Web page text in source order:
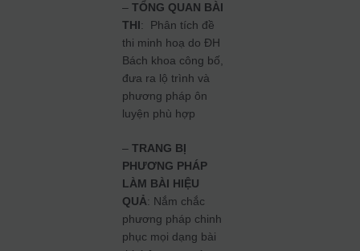
–TỔNG QUAN BÀI
THI: Phân tích đề
thi minh hoạ do ĐH
Bách khoa công bố,
đưa ra lộ trình và
phương pháp ôn
luyện phù hợp
–TRANG BỊ
PHƯƠNG PHÁP
LÀM BÀI HIỆU
QUẢ: Nắm chắc
phương pháp chinh
phục mọi dạng bài